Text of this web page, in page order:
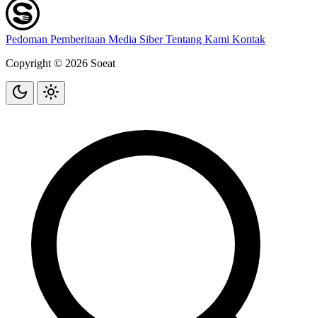
Pedoman Pemberitaan Media SiberTentang Kami Kontak
Copyright © 2026 Soeat